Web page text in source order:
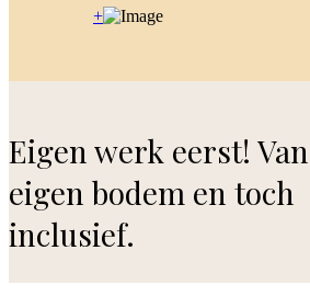
+
Eigen werk eerst! Van
eigen bodem en toch
inclusief.